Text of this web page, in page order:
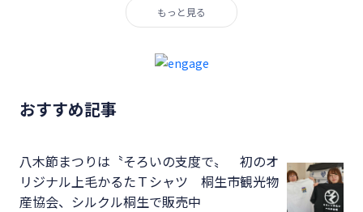
もっと見る
おすすめ記事
八木節まつりは〝そろいの支度で〟 初のオ
リジナル上毛かるたＴシャツ 桐生市観光物
産協会、シルクル桐生で販売中